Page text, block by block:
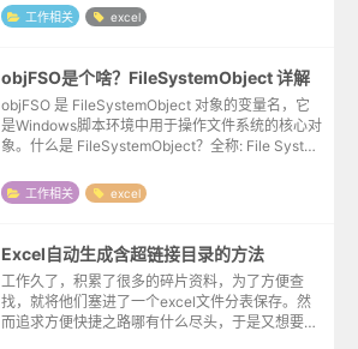
地的表格，想看一下高于60分的大概有多少人。因
为数据...
工作相关 excel
objFSO是个啥？FileSystemObject 详解
objFSO 是 FileSystemObject 对象的变量名，它
是Windows脚本环境中用于操作文件系统的核心对
象。什么是 FileSystemObject？全称: File Syste
工作相关 excel
Excel自动生成含超链接目录的方法
工作久了，积累了很多的碎片资料，为了方便查
找，就将他们塞进了一个excel文件分表保存。然
而追求方便快捷之路哪有什么尽头，于是又想要一